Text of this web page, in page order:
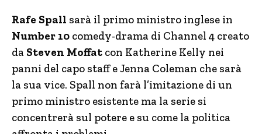
Rafe Spall sarà il primo ministro inglese in
Number 10 comedy-drama di Channel 4 creato
da Steven Moffat con Katherine Kelly nei
panni del capo staff e Jenna Coleman che sarà
la sua vice. Spall non farà l’imitazione di un
primo ministro esistente ma la serie si
concentrerà sul potere e su come la politica